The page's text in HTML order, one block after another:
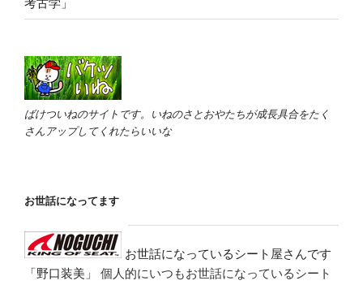
ばけついねのサイトです。いねのさとおやたちが成長具合をたく
さんアップしてくれたらいいな
お世話になってます
お世話になっているシート屋さんです
「野口装美」
個人的にいつもお世話になっているシート